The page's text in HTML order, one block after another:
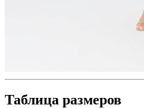
Таблица размеров